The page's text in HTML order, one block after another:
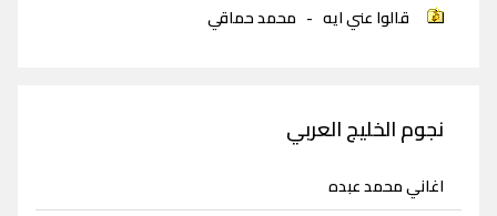
قالوا عني ايه - محمد حماقي
نجوم الخليج العربي
اغاني محمد عبده